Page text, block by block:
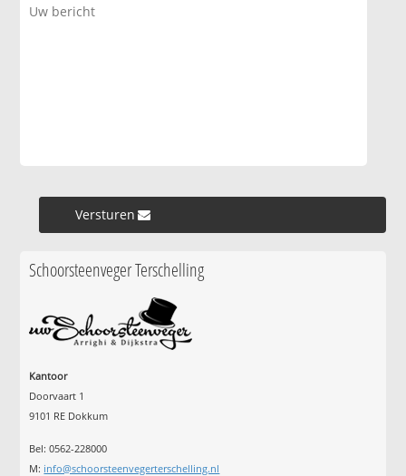
Versturen »
Schoorsteenveger Terschelling
Kantoor
Doorvaart 1
9101 RE Dokkum
Bel: 0562-228000
M: info@schoorsteenvegerterschelling.nl